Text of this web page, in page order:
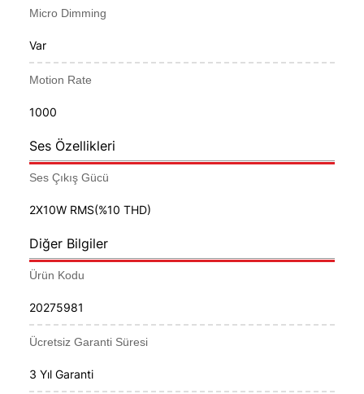
Micro Dimming
Var
Motion Rate
1000
Ses Özellikleri
Ses Çıkış Gücü
2X10W RMS(%10 THD)
Diğer Bilgiler
Ürün Kodu
20275981
Ücretsiz Garanti Süresi
3 Yıl Garanti